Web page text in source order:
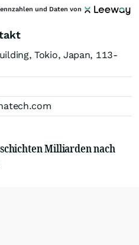
und Daten von
Tokio, Japan, 113-
Milliarden nach